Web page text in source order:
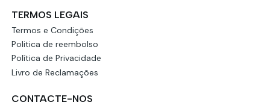
TERMOS LEGAIS
Termos e Condições
Politica de reembolso
Política de Privacidade
Livro de Reclamações
CONTACTE-NOS